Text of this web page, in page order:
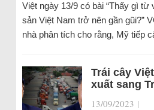
Việt ngày 13/9 có bài “Thấy gì
sản Việt Nam trở nên gần gũi?”
nhà phân tích cho rằng, Mỹ tiếp
Trái cây
xuất sang
13/09/2023 |